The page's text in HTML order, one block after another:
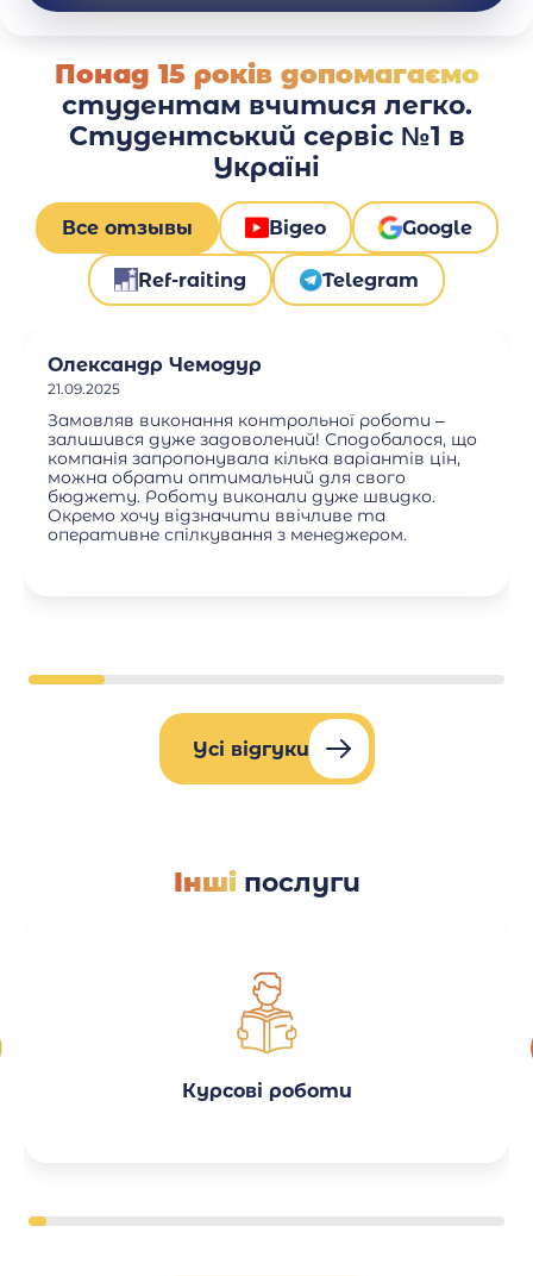
Понад 15 років допомагаємо
студентам вчитися легко.
Студентський сервіс №1 в
Україні
Все отзывы Відео Google
Ref-raiting Telegram
Олександр Чемодур
21.09.2025
Замовляв виконання контрольної роботи –
залишився дуже задоволений! Сподобалося, що
компанія запропонувала кілька варіантів цін,
можна обрати оптимальний для свого
бюджету. Роботу виконали дуже швидко.
Окремо хочу відзначити ввічливе та
оперативне спілкування з менеджером.
Усі відгуки
Іншіпослуги
Курсові роботи